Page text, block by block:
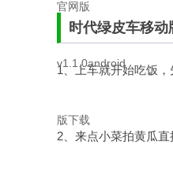
时代绿皮车移
1、上车就开始吃饭
2、来点小菜拍黄瓜直